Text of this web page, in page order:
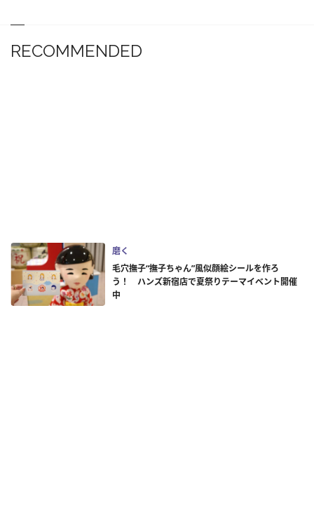
RECOMMENDED
磨く
毛穴撫子“撫子ちゃん”風似顔絵シールを作ろ
う！ ハンズ新宿店で夏祭りテーマイベント開催
中